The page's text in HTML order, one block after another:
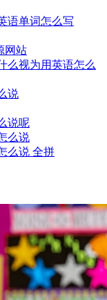
语单词怎么写
网站
么视为用英语怎么
说
说呢
么说
么说 全拼